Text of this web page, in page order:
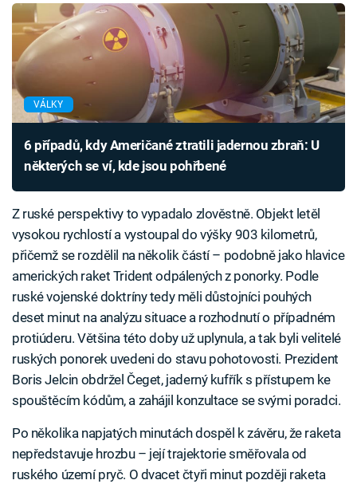
VÁLKY
6 případů, kdy Američané ztratili jadernou zbraň: U
některých se ví, kde jsou pohřbené
Z ruské perspektivy to vypadalo zlověstně. Objekt letěl
vysokou rychlostí a vystoupal do výšky 903 kilometrů,
přičemž se rozdělil na několik částí – podobně jako hlavice
amerických raket Trident odpálených z ponorky. Podle
ruské vojenské doktríny tedy měli důstojníci pouhých
deset minut na analýzu situace a rozhodnutí o případném
protiúderu. Většina této doby už uplynula, a tak byli velitelé
ruských ponorek uvedeni do stavu pohotovosti. Prezident
Boris Jelcin obdržel Čeget, jaderný kufřík s přístupem ke
spouštěcím kódům, a zahájil konzultace se svými poradci.
Po několika napjatých minutách dospěl k závěru, že raketa
nepředstavuje hrozbu – její trajektorie směřovala od
ruského území pryč. O dvacet čtyři minut později raketa